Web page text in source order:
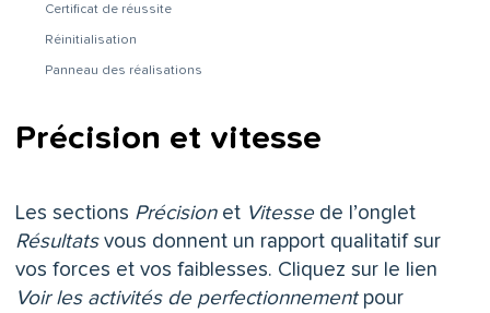
Certificat de réussite
Réinitialisation
Panneau des réalisations
Précision et vitesse
Les sections Précisionet Vitessede l’onglet
Résultatsvous donnent un rapport qualitatif sur
vos forces et vos faiblesses. Cliquez sur le lien
Voir les activités de perfectionnementpour